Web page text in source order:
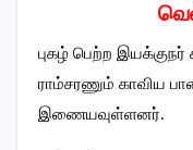
புகழ் பெற்ற இயக்குநர்
ராம்சரணும் காவிய
இணையவுள்ளனர்.